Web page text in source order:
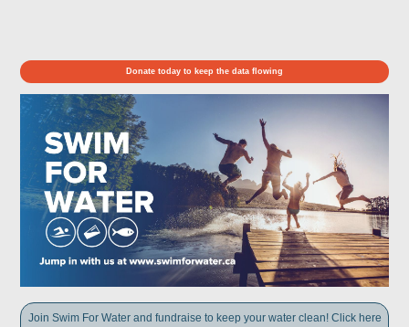
Donate today to keep the data flowing
Join Swim For Water and fundraise to keep your water clean! Click here